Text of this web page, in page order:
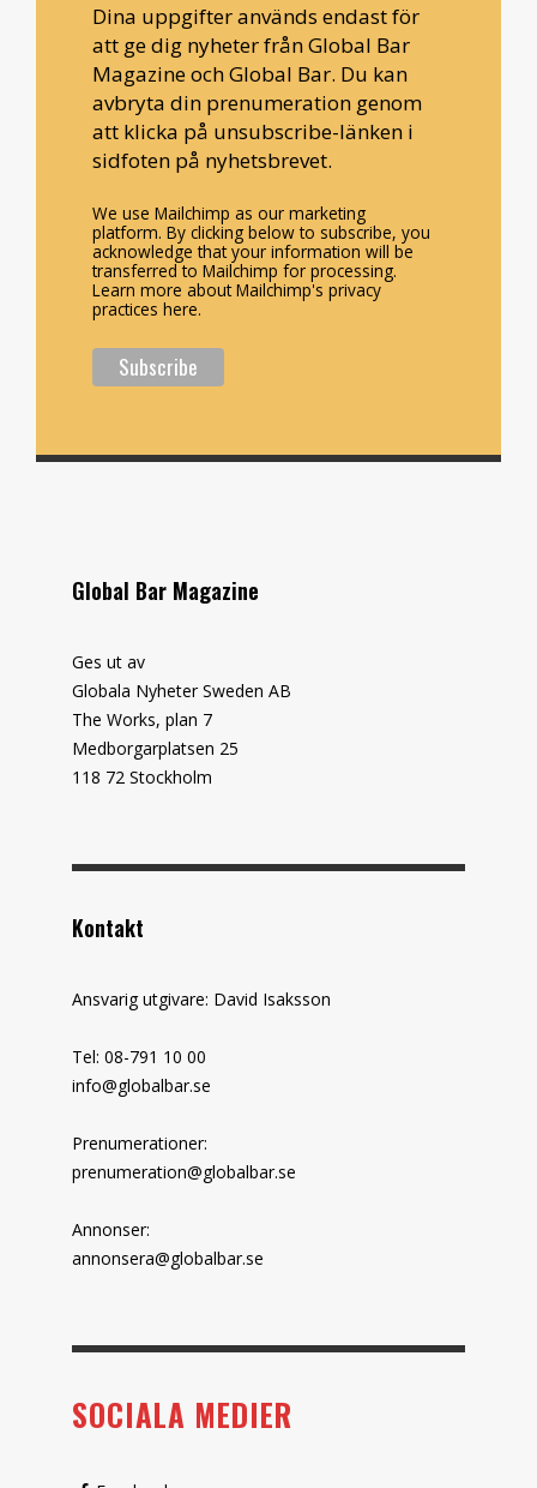
Dina uppgifter används endast för
att ge dig nyheter från Global Bar
Magazine och Global Bar. Du kan
avbryta din prenumeration genom
att klicka på unsubscribe-länken i
sidfoten på nyhetsbrevet.
We use Mailchimp as our marketing
platform. By clicking below to subscribe, you
acknowledge that your information will be
transferred to Mailchimp for processing.
Learn more about Mailchimp's privacy
practices here.
Global Bar Magazine
Ges ut av
Globala Nyheter Sweden AB
The Works, plan 7
Medborgarplatsen 25
118 72 Stockholm
Kontakt
Ansvarig utgivare: David Isaksson
Tel: 08-791 10 00
info@globalbar.se
Prenumerationer:
prenumeration@globalbar.se
Annonser:
annonsera@globalbar.se
SOCIALA MEDIER